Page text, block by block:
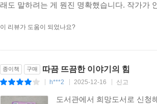
래도 말하려는 게 뭔진 명확했습니다. 작가가
이 리뷰가 도움이 되었나요?
종이책 구매 따끔 뜨끔한 이야기의 힘
h***2 2025-12-16 신고
도서관에서 희망도서로 신청